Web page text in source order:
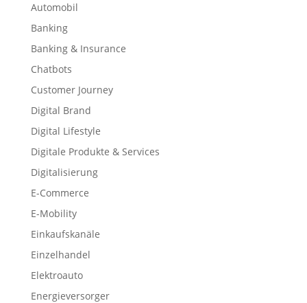
Automobil
Banking
Banking & Insurance
Chatbots
Customer Journey
Digital Brand
Digital Lifestyle
Digitale Produkte & Services
Digitalisierung
E-Commerce
E-Mobility
Einkaufskanäle
Einzelhandel
Elektroauto
Energieversorger